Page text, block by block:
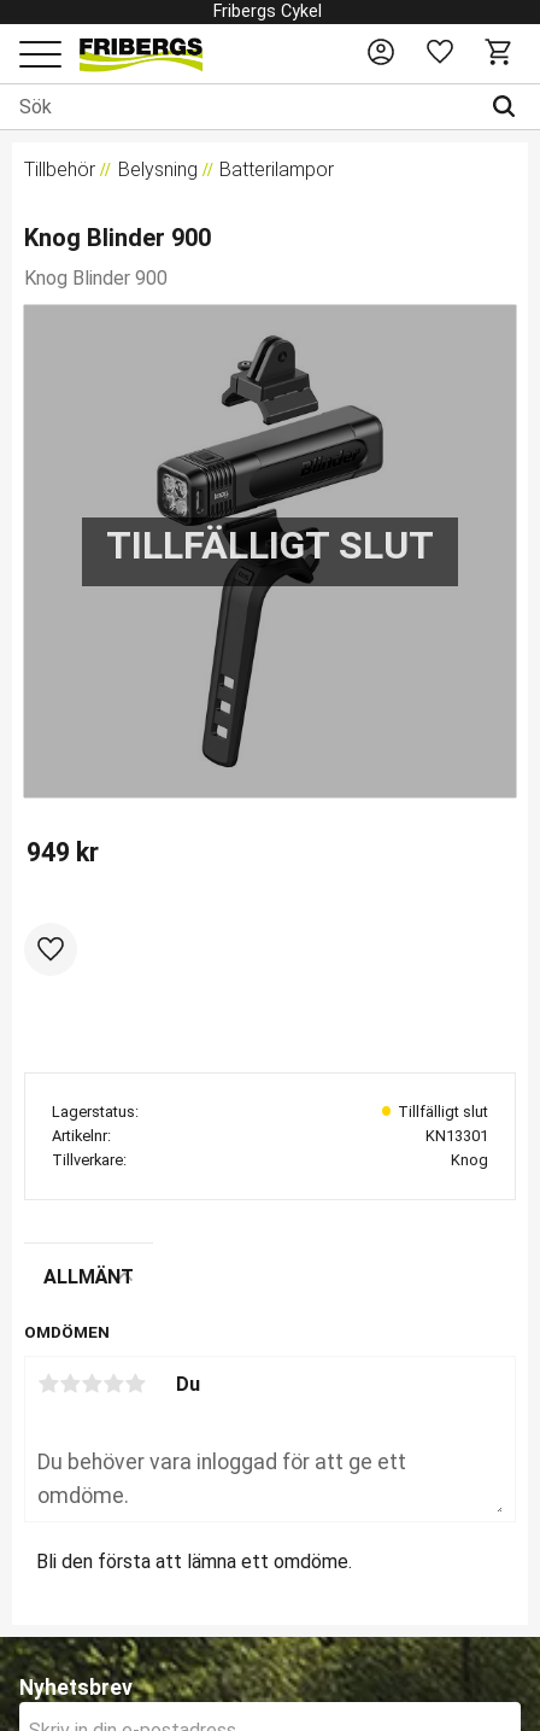
Meny
Fribergs Cykel
Favoriter
Tillbehör Belysning Batterilampor
Knog Blinder 900
Knog Blinder 900
949 kr
Lägg till i favoriter
Lagerstatus
Artikelnr
KN13301
Tillverkare
Knog
ALLMÄNT
OMDÖMEN
Du
Bli den första att lämna ett omdöme.
Nyhetsbrev